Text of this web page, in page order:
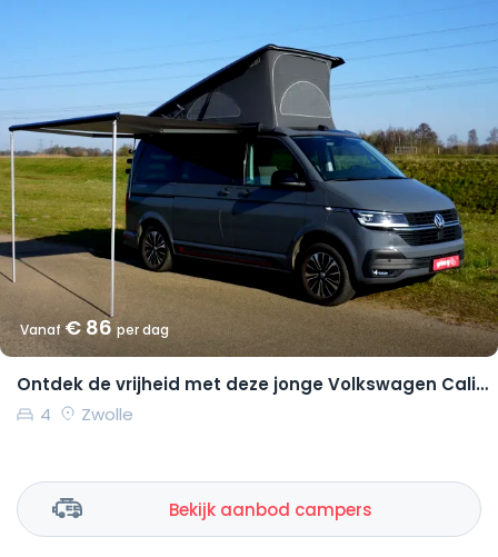
Vanaf€ 86per dag
Ontdek de vrijheid met deze jonge Volkswagen California Coast
4
Zwolle
Bekijk aanbod campers